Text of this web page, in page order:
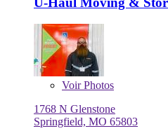
VoirPhotos
1768 N Glenstone
Springfield, MO 65803